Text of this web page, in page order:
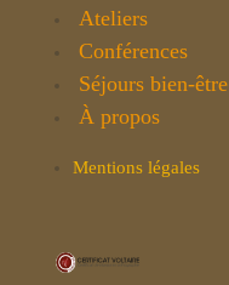
Ateliers
Conférences
Séjours bien-être
À propos
Mentions légales